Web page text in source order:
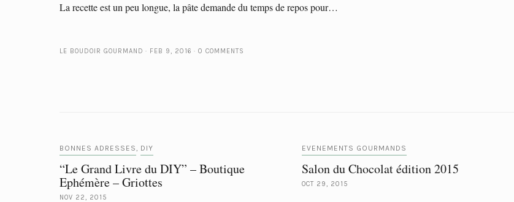
La recette est un peu longue, la pâte demande du temps de repos pour…
LE BOUDOIR GOURMAND FEB 9, 2016 0 COMMENTS
BONNES ADRESSES, DIY
“Le Grand Livre du DIY” – Boutique
Ephémère – Griottes
NOV 22, 2015
EVENEMENTS GOURMANDS
Salon du Chocolat édition 2015
OCT 29, 2015